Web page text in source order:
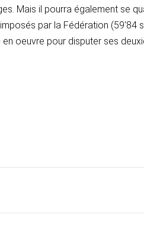
Mais il pourra également se
par la Fédération (59'84
oeuvre pour disputer ses